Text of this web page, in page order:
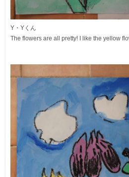
Y・Yくん
The flowers are all pretty! I like the yellow